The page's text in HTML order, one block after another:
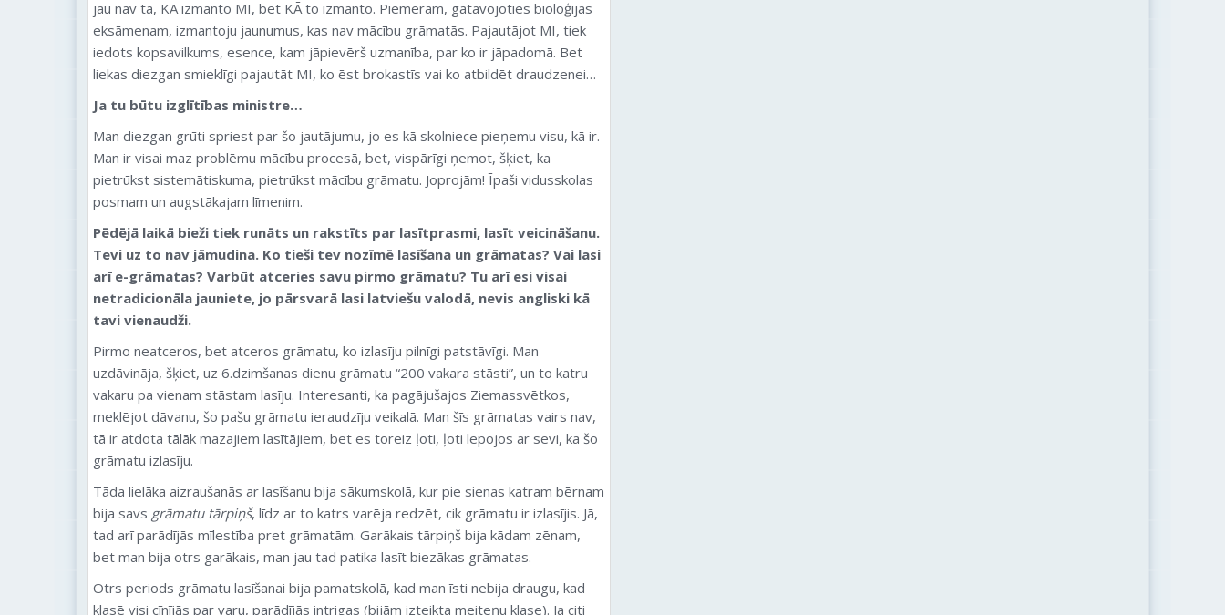
jau nav tā, KA izmanto MI, bet KĀ to izmanto. Piemēram, gatavojoties bioloģijas
eksāmenam, izmantoju jaunumus, kas nav mācību grāmatās. Pajautājot MI, tiek
iedots kopsavilkums, esence, kam jāpievērš uzmanība, par ko ir jāpadomā. Bet
liekas diezgan smieklīgi pajautāt MI, ko ēst brokastīs vai ko atbildēt draudzenei…
Ja tu būtu izglītības ministre…
Man diezgan grūti spriest par šo jautājumu, jo es kā skolniece pieņemu visu, kā ir.
Man ir visai maz problēmu mācību procesā, bet, vispārīgi ņemot, šķiet, ka
pietrūkst sistemātiskuma, pietrūkst mācību grāmatu. Joprojām! Īpaši vidusskolas
posmam un augstākajam līmenim.
Pēdējā laikā bieži tiek runāts un rakstīts par lasītprasmi, lasīt veicināšanu.
Tevi uz to nav jāmudina. Ko tieši tev nozīmē lasīšana un grāmatas? Vai lasi
arī e-grāmatas? Varbūt atceries savu pirmo grāmatu? Tu arī esi visai
netradicionāla jauniete, jo pārsvarā lasi latviešu valodā, nevis angliski kā
tavi vienaudži.
Pirmo neatceros, bet atceros grāmatu, ko izlasīju pilnīgi patstāvīgi. Man
uzdāvināja, šķiet, uz 6.dzimšanas dienu grāmatu “200 vakara stāsti”, un to katru
vakaru pa vienam stāstam lasīju. Interesanti, ka pagājušajos Ziemassvētkos,
meklējot dāvanu, šo pašu grāmatu ieraudzīju veikalā. Man šīs grāmatas vairs nav,
tā ir atdota tālāk mazajiem lasītājiem, bet es toreiz ļoti, ļoti lepojos ar sevi, ka šo
grāmatu izlasīju.
Tāda lielāka aizraušanās ar lasīšanu bija sākumskolā, kur pie sienas katram bērnam
bija savs grāmatu tārpiņš, līdz ar to katrs varēja redzēt, cik grāmatu ir izlasījis. Jā,
tad arī parādījās mīlestība pret grāmatām. Garākais tārpiņš bija kādam zēnam,
bet man bija otrs garākais, man jau tad patika lasīt biezākas grāmatas.
Otrs periods grāmatu lasīšanai bija pamatskolā, kad man īsti nebija draugu, kad
klasē visi cīnījās par varu, parādījās intrigas (bijām izteikta meiteņu klase). Ja citi